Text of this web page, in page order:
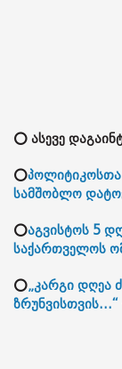
⭕ ასევე
⭕პოლიტიკოსთა
სამშობლო
⭕აგვისტოს 5
საქართველოს
⭕„კარგი დღეა